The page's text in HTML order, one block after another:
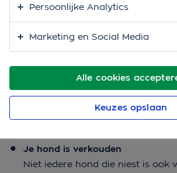
Waarom moet een
niezen?
Honden niezen om dezelfde reden als
een natuurlijke reactie van het
stoffen uit de neus te krijgen. Honden
verschillende redenen:
Je hond is verkouden
Niet iedere hond die niest is ook
Alle cookies
Persoonlijke Analytics
Marketing en Social Media
Keuzes opslaan